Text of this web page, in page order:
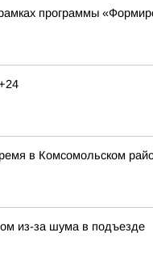
программы
в Комсомольском
из-за шума в подъезде